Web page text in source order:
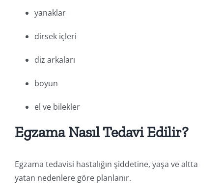
yanaklar
dirsek içleri
diz arkaları
boyun
el ve bilekler
Egzama Nasıl Tedavi Edilir?
Egzama tedavisi hastalığın şiddetine, yaşa ve altta
yatan nedenlere göre planlanır.